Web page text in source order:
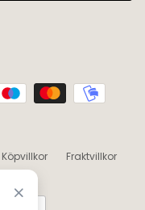
Köpvillkor Fraktvillkor